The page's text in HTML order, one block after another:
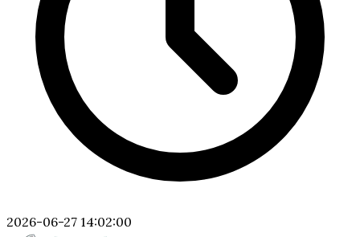
2026-06-27 14:02:00